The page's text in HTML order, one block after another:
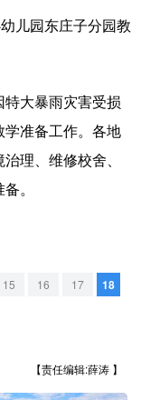
西藏
儿园东庄子分园教
大暴雨灾害受损
准备工作。各地
理、维修校舍、
。
15 16 17 18
【责任编辑:薛涛 】